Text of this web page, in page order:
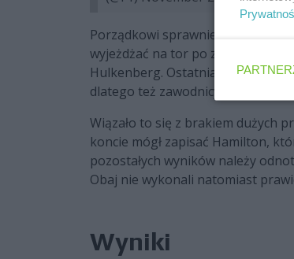
Porządkowi sprawnie uporali się
wyjeżdżać na tor po zapaleniu się
Hulkenberg. Ostatnia faza zajęć
dlatego też zawodnicy zostali
Wiązało to się z brakiem dużych
koncie mógł zapisać Hamilton,
pozostałych wyników należy
Obaj nie wykonali natomiast
Wyniki